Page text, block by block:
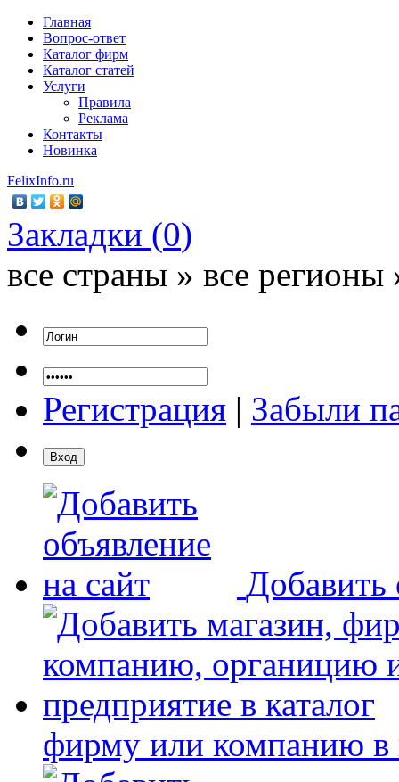
Главная
Вопрос-ответ
Каталог фирм
Каталог статей
Услуги
Правила
Реклама
Контакты
Новинка
FelixInfo.ru
Закладки (0)
все страны » все регионы
Регистрация | Забыли
Добавить
фирму или компанию в